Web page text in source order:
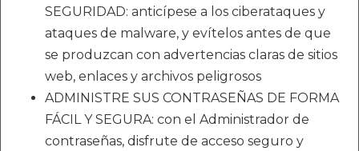
SEGURIDAD: anticípese a los ciberataques y
ataques de malware, y evítelos antes de que
se produzcan con advertencias claras de sitios
web, enlaces y archivos peligrosos
ADMINISTRE SUS CONTRASEÑAS DE FORMA
FÁCIL Y SEGURA: con el Administrador de
contraseñas, disfrute de acceso seguro y